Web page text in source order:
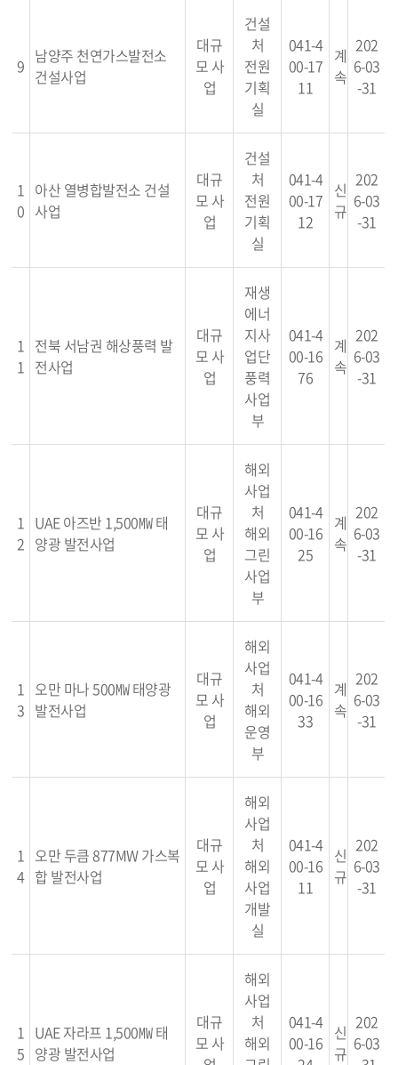
9 남양주 천연가스발전소
건설사업
대규
모 사
업
건설
처
전원
기획
실
041-4
00-17
11
계
속
202
6-03
-31
1
0
아산 열병합발전소 건설
사업
대규
모 사
업
건설
처
전원
기획
실
041-4
00-17
12
신
규
202
6-03
-31
1
1
전북 서남권 해상풍력 발
전사업
대규
모 사
업
재생
에너
지사
업단
풍력
사업
부
041-4
00-16
76
계
속
202
6-03
-31
1
2
UAE 아즈반 1,500㎿ 태
양광 발전사업
대규
모 사
업
해외
사업
처
해외
그린
사업
부
041-4
00-16
25
계
속
202
6-03
-31
1
3
오만 마나 500㎿ 태양광
발전사업
대규
모 사
업
해외
사업
처
해외
운영
부
041-4
00-16
33
계
속
202
6-03
-31
1
4
오만 두큼 877MW 가스복
합 발전사업
대규
모 사
업
해외
사업
처
해외
사업
개발
실
041-4
00-16
11
신
규
202
6-03
-31
1
5
UAE 자라프 1,500㎿ 태
양광 발전사업
대규
모 사
해외
사업
처
해외
041-4
00-16 신
규
202
6-03